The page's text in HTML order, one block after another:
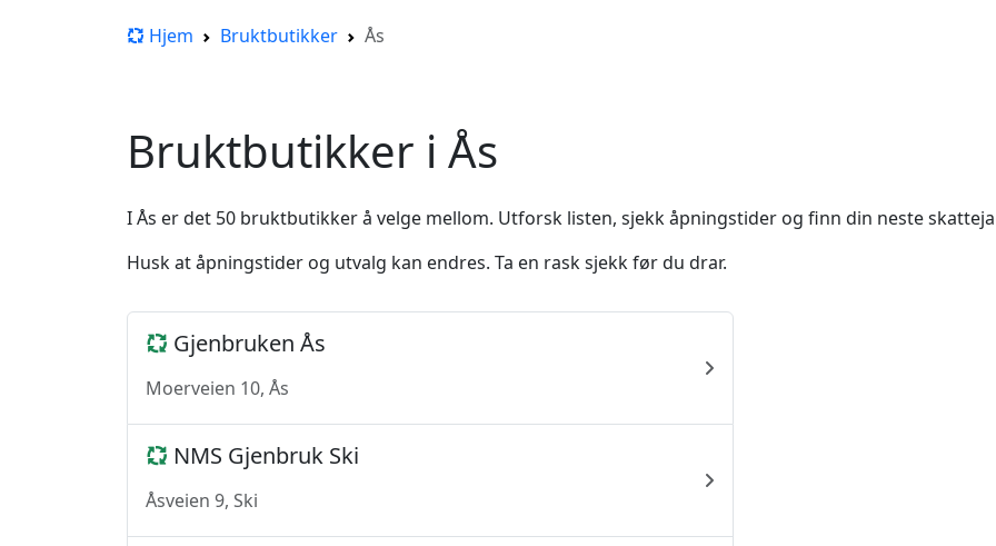
Hjem Bruktbutikker Ås
Bruktbutikker i Ås
I Ås er det 50 bruktbutikker å velge mellom. Utforsk listen, sjekk åpningstider og finn din neste
Husk at åpningstider og utvalg kan endres. Ta en rask sjekk før du drar.
Gjenbruken Ås
Moerveien 10, Ås
NMS Gjenbruk Ski
Åsveien 9, Ski